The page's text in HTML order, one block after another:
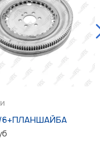
6+ПЛАНШАЙБА